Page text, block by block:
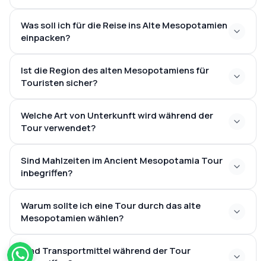
Was soll ich für die Reise ins Alte Mesopotamien
einpacken?
Ist die Region des alten Mesopotamiens für
Touristen sicher?
Welche Art von Unterkunft wird während der
Tour verwendet?
Sind Mahlzeiten im Ancient Mesopotamia Tour
inbegriffen?
Warum sollte ich eine Tour durch das alte
Mesopotamien wählen?
Sind Transportmittel während der Tour